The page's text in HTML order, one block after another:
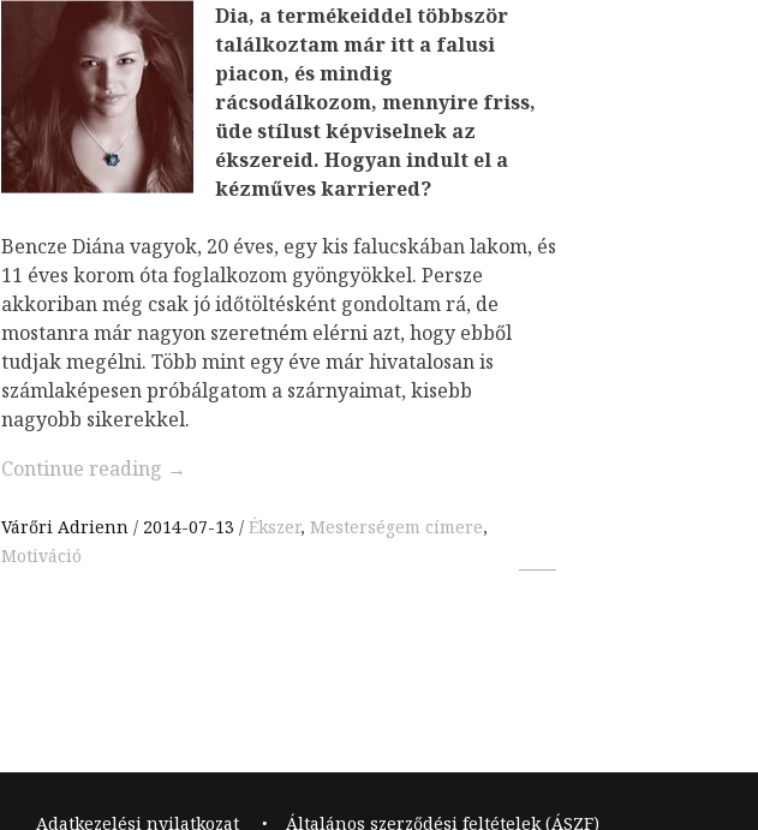
Dia, a termékeiddel többször
találkoztam már itt a falusi
piacon, és mindig
rácsodálkozom, mennyire friss,
üde stílust képviselnek az
ékszereid. Hogyan indult el a
kézműves karriered?
Bencze Diána vagyok, 20 éves, egy kis falucskában lakom, és
11 éves korom óta foglalkozom gyöngyökkel. Persze
akkoriban még csak jó időtöltésként gondoltam rá, de
mostanra már nagyon szeretném elérni azt, hogy ebből
tudjak megélni. Több mint egy éve már hivatalosan is
számlaképesen próbálgatom a szárnyaimat, kisebb
nagyobb sikerekkel.
Continue reading →
Várőri Adrienn 2014-07-13 Ékszer, Mesterségem címere,
Motiváció
Adatkezelési nyilatkozat Általános szerződési feltételek (ÁSZF)